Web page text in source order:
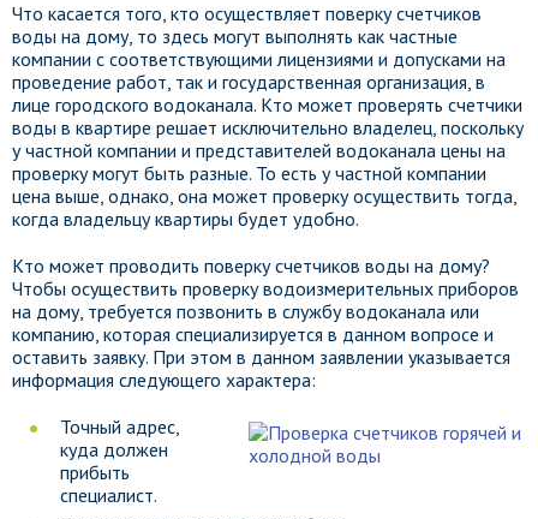
Что касается того, кто осуществляет поверку счетчиков
воды на дому, то здесь могут выполнять как частные
компании с соответствующими лицензиями и допусками на
проведение работ, так и государственная организация, в
лице городского водоканала. Кто может проверять счетчики
воды в квартире решает исключительно владелец, поскольку
у частной компании и представителей водоканала цены на
проверку могут быть разные. То есть у частной компании
цена выше, однако, она может проверку осуществить тогда,
когда владельцу квартиры будет удобно.
Кто может проводить поверку счетчиков воды на дому?
Чтобы осуществить проверку водоизмерительных приборов
на дому, требуется позвонить в службу водоканала или
компанию, которая специализируется в данном вопросе и
оставить заявку. При этом в данном заявлении указывается
информация следующего характера:
Точный адрес,
куда должен
прибыть
специалист.